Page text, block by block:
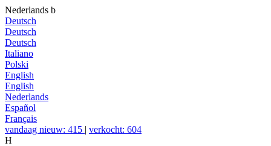
Nederlands b
Deutsch
Deutsch
Deutsch
Italiano
Polski
English
English
Nederlands
Español
Français
vandaag nieuw: 415 | verkocht: 604
H